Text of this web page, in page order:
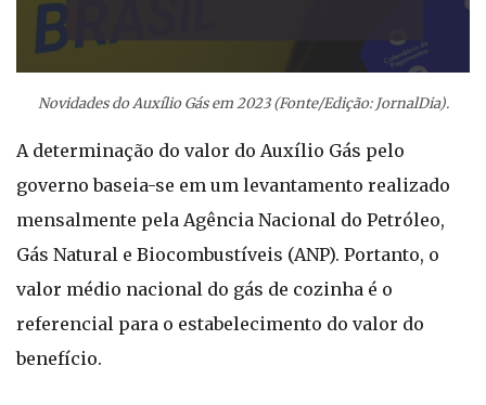
Novidades do Auxílio Gás em 2023 (Fonte/Edição: JornalDia).
A determinação do valor do Auxílio Gás pelo
governo baseia-se em um levantamento realizado
mensalmente pela Agência Nacional do Petróleo,
Gás Natural e Biocombustíveis (ANP). Portanto, o
valor médio nacional do gás de cozinha é o
referencial para o estabelecimento do valor do
benefício.